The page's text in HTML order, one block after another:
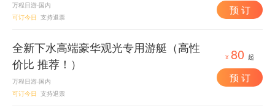
万程日游-国内
可订今日 支持退票
预 订
全新下水高端豪华观光专用游艇（高性
价比 推荐！）
万程日游-国内
可订今日 支持退票
¥ 80 起
预 订